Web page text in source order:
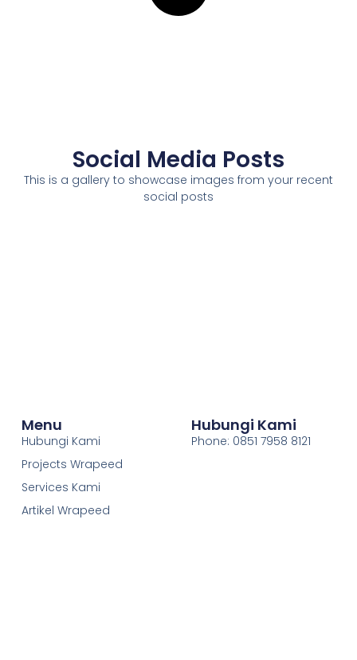
Social Media Posts
This is a gallery to showcase images from your recent
social posts
Menu
Hubungi Kami
Projects Wrapeed
Services Kami
Artikel Wrapeed
Hubungi Kami
Phone: 0851 7958 8121